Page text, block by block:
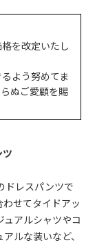
を改定いたし
よう努めてま
ぬご愛顧を賜
ドレスパンツで
せてタイドアッ
アルシャツやコ
ルな装いなど、